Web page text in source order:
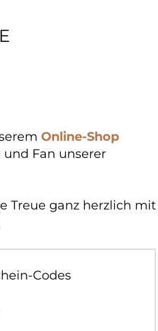
Online-Shop
Fan unserer
Treue ganz herzlich mit
Codes